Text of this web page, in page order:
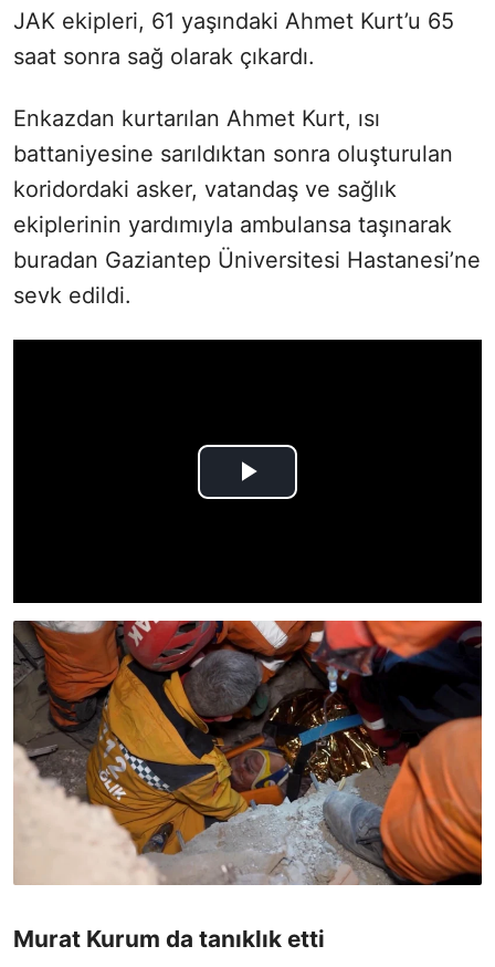
JAK ekipleri, 61 yaşındaki Ahmet Kurt’u 65
saat sonra sağ olarak çıkardı.
Enkazdan kurtarılan Ahmet Kurt, ısı
battaniyesine sarıldıktan sonra oluşturulan
koridordaki asker, vatandaş ve sağlık
ekiplerinin yardımıyla ambulansa taşınarak
buradan Gaziantep Üniversitesi Hastanesi’ne
sevk edildi.
Murat Kurum da tanıklık etti